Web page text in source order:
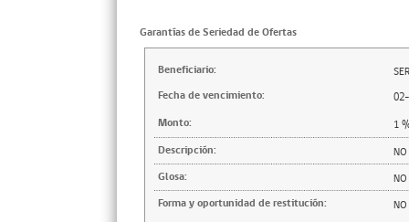
Garantías de Seriedad de Ofertas
Beneficiario:
Fecha de vencimiento:
Monto:
1
Descripción:
Glosa:
Forma y oportunidad de restitución: